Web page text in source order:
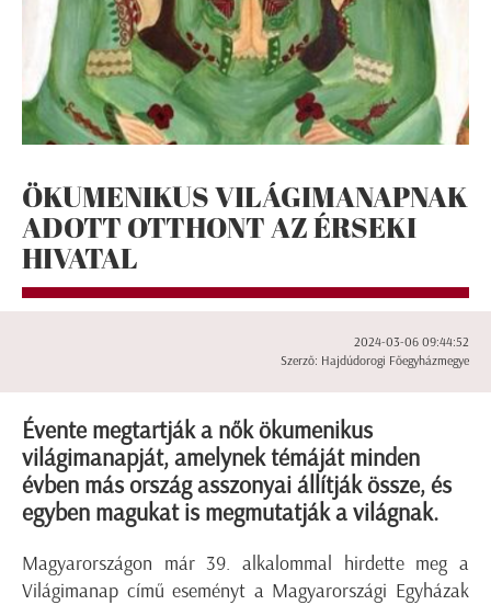
ÖKUMENIKUS VILÁGIMANAPNAK
ADOTT OTTHONT AZ ÉRSEKI
HIVATAL
2024-03-06 09:44:52
Szerző: Hajdúdorogi Főegyházmegye
Évente megtartják a nők ökumenikus
világimanapját, amelynek témáját minden
évben más ország asszonyai állítják össze, és
egyben magukat is megmutatják a világnak.
Magyarországon már 39. alkalommal hirdette meg a
Világimanap című eseményt a Magyarországi Egyházak